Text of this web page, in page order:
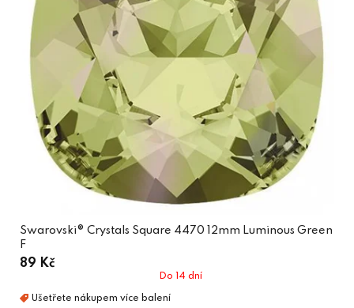
Swarovski® Crystals Square 4470 12mm Luminous Green
F
89 Kč
Do 14 dní